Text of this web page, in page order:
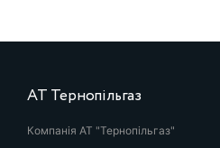
АТ Тернопільгаз
Компанія АТ "Тернопільгаз"